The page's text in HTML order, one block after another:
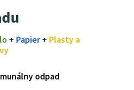
+ Papier+ Plasty a
odpad